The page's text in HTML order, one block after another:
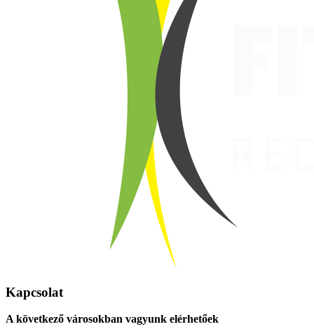
Kapcsolat
A következő városokban vagyunk elérhetőek